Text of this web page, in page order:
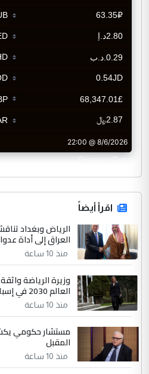
CurrencyRate
اقرأ أيضاً
الرياض وبغداد
العراق إلى أداة
منذ 10 ساعة
وزيرة الرياضة
العالم 2030 في إسبانيا
منذ 10 ساعة
مستشار حكومي
المقبل
منذ 10 ساعة